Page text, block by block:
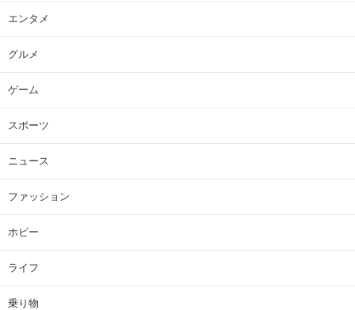
エンタメ
グルメ
ゲーム
スポーツ
ニュース
ファッション
ホビー
ライフ
乗り物